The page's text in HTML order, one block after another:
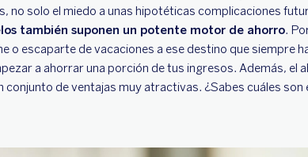
no solo el miedo a unas hipotéticas complicaciones
también suponen un potente motor de ahorro.
o escaparte de vacaciones a ese destino que siempre
a ahorrar una porción de tus ingresos. Además, el
conjunto de ventajas muy atractivas. ¿Sabes cuáles son